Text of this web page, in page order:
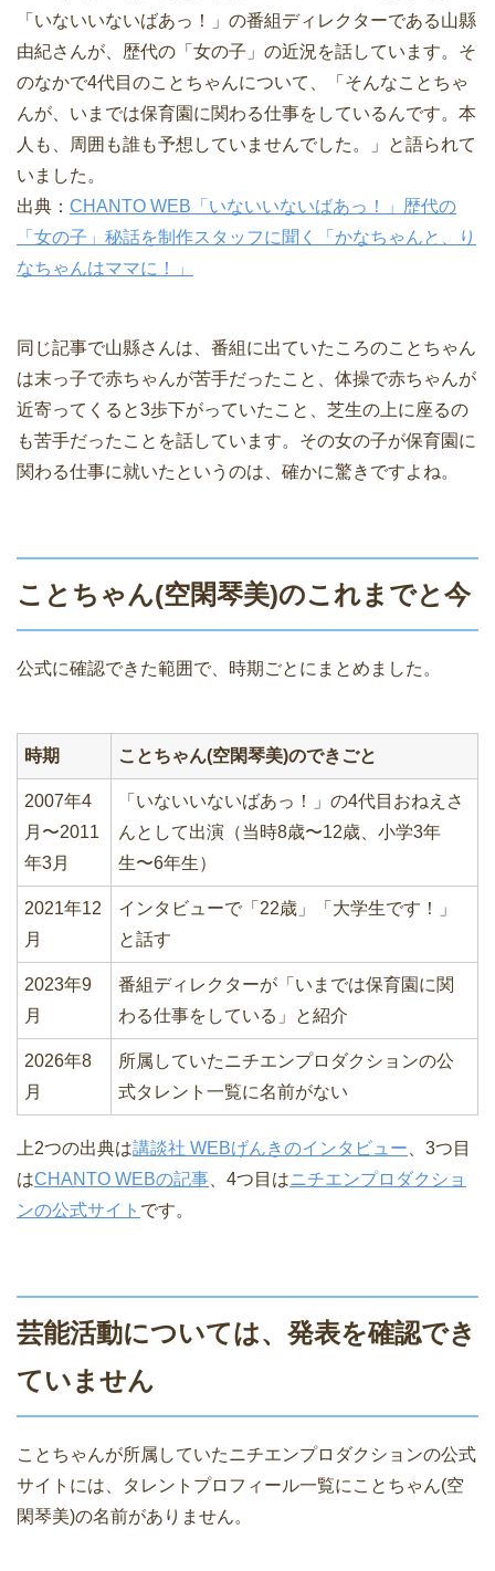
「いないいないばあっ！」の番組ディレクターである山縣
由紀さんが、歴代の「女の子」の近況を話しています。そ
のなかで4代目のことちゃんについて、「そんなことちゃ
んが、いまでは保育園に関わる仕事をしているんです。本
人も、周囲も誰も予想していませんでした。」と語られて
いました。
出典： CHANTO WEB「いないいないばあっ！」歴代の
「女の子」秘話を制作スタッフに聞く「かなちゃんと、り
なちゃんはママに！」
同じ記事で山縣さんは、番組に出ていたころのことちゃん
は末っ子で赤ちゃんが苦手だったこと、体操で赤ちゃんが
近寄ってくると3歩下がっていたこと、芝生の上に座るの
も苦手だったことを話しています。その女の子が保育園に
関わる仕事に就いたというのは、確かに驚きですよね。
ことちゃん(空閑琴美)のこれまでと今
公式に確認できた範囲で、時期ごとにまとめました。
時期 ことちゃん(空閑琴美)のできごと
2007年4
月〜2011
年3月
「いないいないばあっ！」の4代目おねえさ
んとして出演（当時8歳〜12歳、小学3年
生〜6年生）
2021年12
月
インタビューで「22歳」「大学生です！」
と話す
2023年9
月
番組ディレクターが「いまでは保育園に関
わる仕事をしている」と紹介
2026年8
月
所属していたニチエンプロダクションの公
式タレント一覧に名前がない
上2つの出典は講談社 WEBげんきのインタビュー 、3つ目
はCHANTO WEBの記事 、4つ目はニチエンプロダクショ
ンの公式サイト です。
芸能活動については、発表を確認でき
ていません
ことちゃんが所属していたニチエンプロダクションの公式
サイトには、タレントプロフィール一覧にことちゃん(空
閑琴美)の名前がありません。